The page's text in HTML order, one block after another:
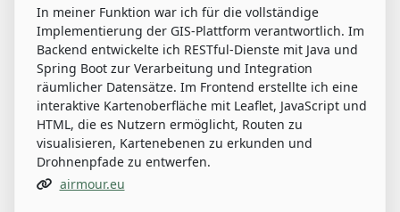
In meiner Funktion war ich für die vollständige
Implementierung der GIS-Plattform verantwortlich. Im
Backend entwickelte ich RESTful-Dienste mit Java und
Spring Boot zur Verarbeitung und Integration
räumlicher Datensätze. Im Frontend erstellte ich eine
interaktive Kartenoberfläche mit Leaflet, JavaScript und
HTML, die es Nutzern ermöglicht, Routen zu
visualisieren, Kartenebenen zu erkunden und
Drohnenpfade zu entwerfen.
airmour.eu